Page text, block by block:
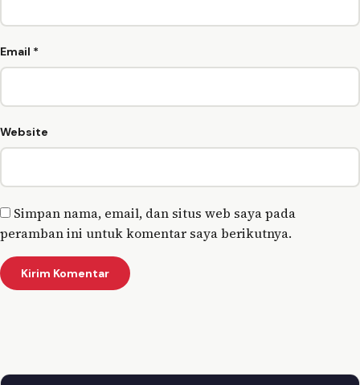
Email *
Website
Simpan nama, email, dan situs web saya pada
peramban ini untuk komentar saya berikutnya.